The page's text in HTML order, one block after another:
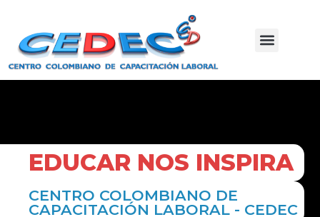
EDUCAR NOS INSPIRA
CENTRO COLOMBIANO DE
CAPACITACIÓN LABORAL - CEDEC